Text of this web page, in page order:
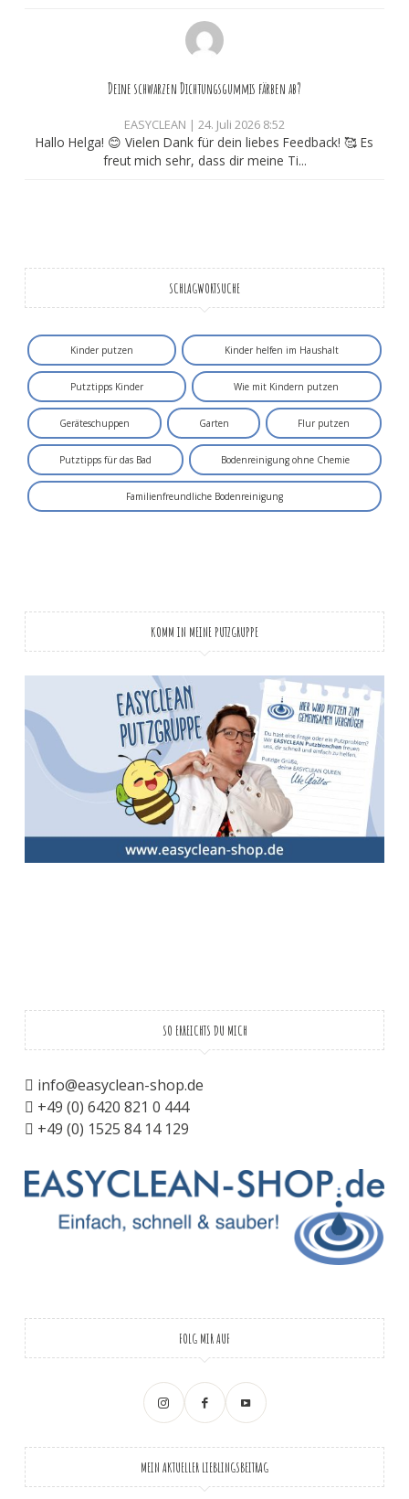
Deine schwarzen Dichtungsgummis färben ab?
EASYCLEAN | 24. Juli 2026 8:52
Hallo Helga! 😊 Vielen Dank für dein liebes Feedback! 🥰 Es
freut mich sehr, dass dir meine Ti...
SCHLAGWORTSUCHE
Kinder putzen Kinder helfen im Haushalt
Putztipps Kinder Wie mit Kindern putzen
Geräteschuppen Garten Flur putzen
Putztipps für das Bad Bodenreinigung ohne Chemie
Familienfreundliche Bodenreinigung
KOMM IN MEINE PUTZGRUPPE
SO ERREICHTS DU MICH
info@easyclean-shop.de
+49 (0) 6420 821 0 444
+49 (0) 1525 84 14 129
FOLG MIR AUF
MEIN AKTUELLER LIEBLINGSBEITRAG